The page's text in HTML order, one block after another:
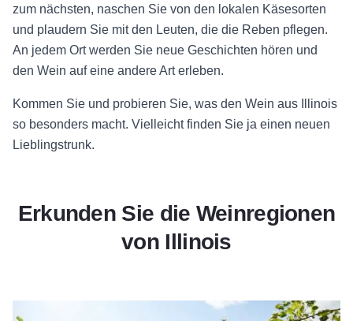
zum nächsten, naschen Sie von den lokalen Käsesorten
und plaudern Sie mit den Leuten, die die Reben pflegen.
An jedem Ort werden Sie neue Geschichten hören und
den Wein auf eine andere Art erleben.
Kommen Sie und probieren Sie, was den Wein aus Illinois
so besonders macht. Vielleicht finden Sie ja einen neuen
Lieblingstrunk.
Erkunden Sie die Weinregionen
von Illinois
Weinkellereien in Nord-Illinois